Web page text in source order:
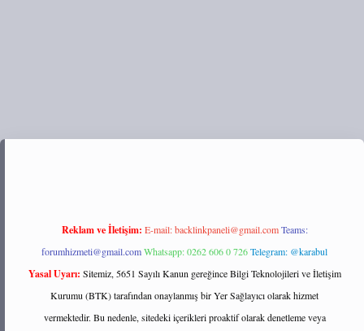
tulipbett.net/
Reklam ve İletişim: E-mail:backlinkpaneli@gmail.com Teams:
forumhizmeti@gmail.comWhatsapp: 0262 606 0 726Telegram: @karabul
Yasal Uyarı: Sitemiz, 5651 Sayılı Kanun gereğince Bilgi Teknolojileri ve İletişim
Kurumu (BTK) tarafından onaylanmış bir Yer Sağlayıcı olarak hizmet
vermektedir. Bu nedenle, sitedeki içerikleri proaktif olarak denetleme veya